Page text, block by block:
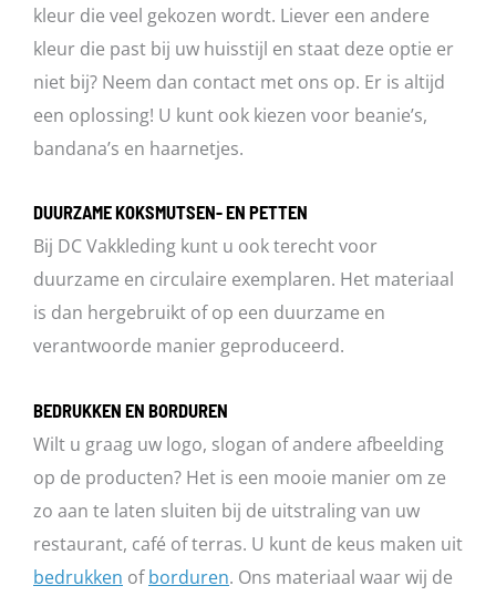
kleur die veel gekozen wordt. Liever een andere
kleur die past bij uw huisstijl en staat deze optie er
niet bij? Neem dan contact met ons op. Er is altijd
een oplossing! U kunt ook kiezen voor beanie’s,
bandana’s en haarnetjes.
DUURZAME KOKSMUTSEN- EN PETTEN
Bij DC Vakkleding kunt u ook terecht voor
duurzame en circulaire exemplaren. Het materiaal
is dan hergebruikt of op een duurzame en
verantwoorde manier geproduceerd.
BEDRUKKEN EN BORDUREN
Wilt u graag uw logo, slogan of andere afbeelding
op de producten? Het is een mooie manier om ze
zo aan te laten sluiten bij de uitstraling van uw
restaurant, café of terras. U kunt de keus maken uit
bedrukken ofborduren. Ons materiaal waar wij de